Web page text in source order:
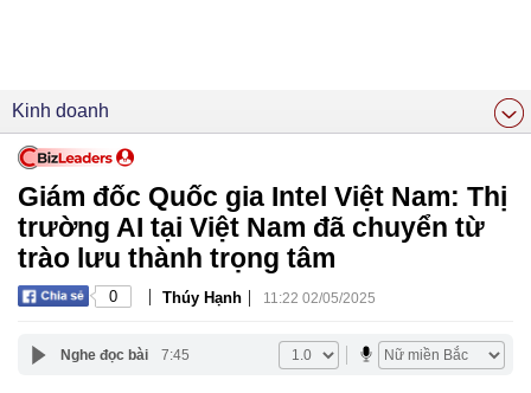
Kinh doanh
Giám đốc Quốc gia Intel Việt Nam: Thị
trường AI tại Việt Nam đã chuyển từ
trào lưu thành trọng tâm
0 | Thúy Hạnh | 11:22 02/05/2025
Nghe đọc bài 7:45